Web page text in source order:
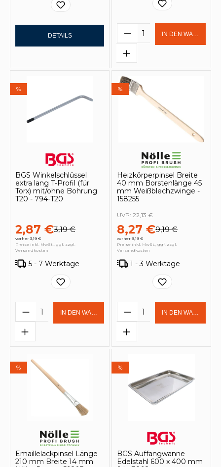
DETAILS Produkt Anzahl:
IN DEN
%
BGS Winkelschlüssel
extra lang T-Profil (für
Torx) mit/ohne Bohrung
T20 - 794-T20
2,87 €3,19 €
vorher 3,19 €
Preise inkl. MwSt., ggf. zzgl.
Versandkosten
5 - 7 Werktage
Produkt Anzahl: Gib den
IN DEN WARENKORB
%
Heizkörperpinsel Breite
40 mm Borstenlänge 45
mm Weißblechzwinge -
158255
8,27 €9,19 €
vorher 9,19 €
UVP: 22,13 €
Preise inkl. MwSt., ggf. zzgl.
Versandkosten
1 - 3 Werktage
Produkt Anzahl:
IN DEN
%
Emaillelackpinsel Länge
210 mm Breite 14 mm
%
BGS Auffangwanne
Edelstahl 600 x 400 mm